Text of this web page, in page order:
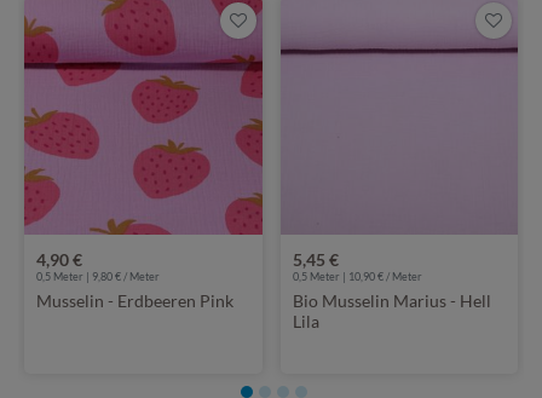
4,90 €
0,5 Meter | 9,80 € / Meter
Musselin - Erdbeeren Pink
5,45 €
0,5 Meter | 10,90 € / Meter
Bio Musselin Marius - Hell
Lila